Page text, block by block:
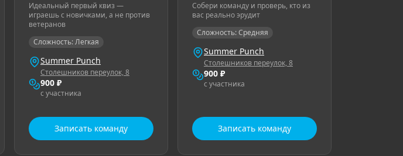
Идеальный первый квиз —
играешь с новичками, а не против
ветеранов
Сложность: Легкая
Summer Punch
Столешников переулок, 8
900 ₽
с участника
Записать команду
Собери команду и проверь, кто из
вас реально эрудит
Сложность: Средняя
Summer Punch
Столешников переулок, 8
900 ₽
с участника
Записать команду